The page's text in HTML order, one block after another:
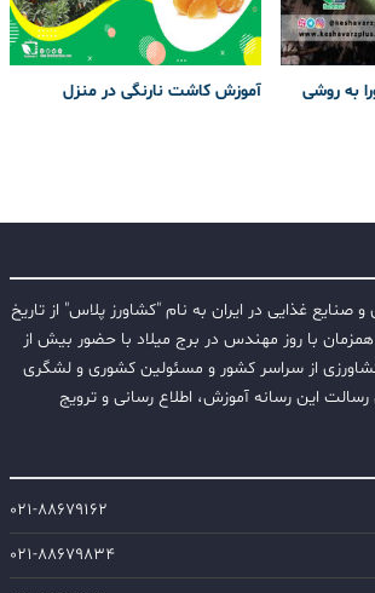
به روشی
آموزش کاشت نارنگی در منزل
و صنایع غذایی در ایران به نام "کشاورز پلاس" از تاریخ
چهارم اسفند ماه ۱۳۹۷ همزمان با روز مهندس در برج میلاد با حضور بیش از
کشاورزی از سراسر کشور و مسئولین کشوری و لشگری
این رسانه آموزش، اطلاع رسانی و ترویج
۰۲۱-۸۸۶۷۹۱۶۲
۰۲۱-۸۸۶۷۹۸۳۴